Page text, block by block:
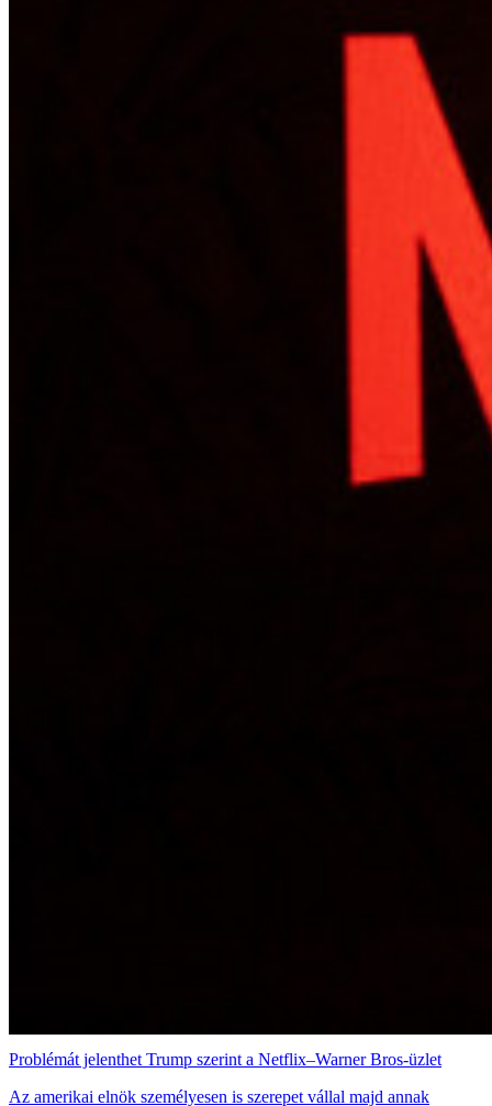
Problémát jelenthet Trump szerint a Netflix–Warner Bros-üzlet
Az amerikai elnök személyesen is szerepet vállal majd annak